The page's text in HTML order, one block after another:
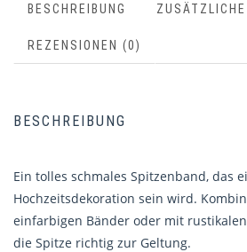
BESCHREIBUNG
REZENSIONEN (0)
BESCHREIBUNG
Ein tolles schmales Spitzenband, das
Hochzeitsdekoration sein wird.
einfarbigen Bänder oder mit
die Spitze richtig zur Geltung.